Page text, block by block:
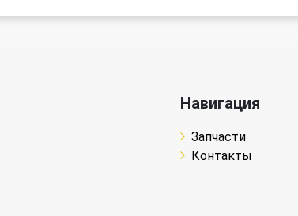
Навигация
Запчасти
Контакты